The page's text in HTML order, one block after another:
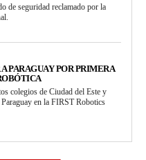
de seguridad reclamado por la
PARAGUAY POR PRIMERA
colegios de Ciudad del Este y
en la FIRST Robotics